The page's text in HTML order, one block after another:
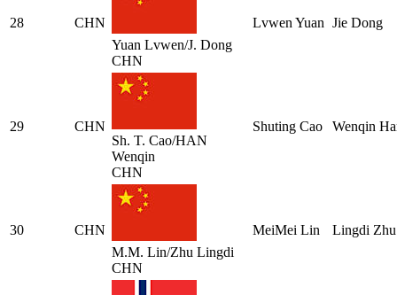
28
CHN
Yuan Lvwen/J. Dong
CHN
Lvwen Yuan Jie Dong
29
CHN
Sh. T. Cao/HAN
Wenqin
CHN
Shuting Cao Wenqin
30
CHN
M.M. Lin/Zhu Lingdi
CHN
MeiMei Lin Lingdi Zhu